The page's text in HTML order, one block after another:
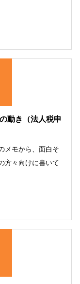
動き（法人税申
メモから、面白そ
方々向けに書いて